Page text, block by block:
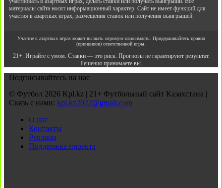
материалы сайта носят информационный характер. Сайт не имеет функций для
участия в азартных играх, размещения ставок или получения выигрышей.
Участие в азартных играх может вызвать игровую зависимость. Придерживайтесь правил
(принципов) ответственной игры.
21+. Играйте с умом. Ставки — это риск. Прогнозы не гарантируют результат.
Решения принимаете вы.
Подписывайтесь на нас
© Футбол 2026 Kpl.kz | 21+ Футбольный сайт Казахстана |
Связь с нами: kpl.kz2022@gmail.com
О нас
Контакты
Реклама
Поддержка проекта